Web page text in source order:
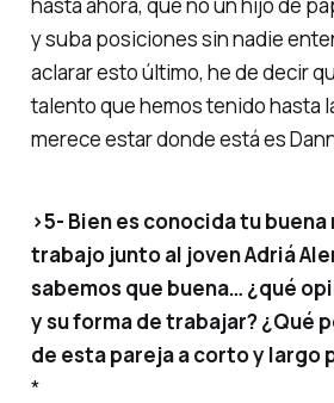
y suba posiciones sin nadie
aclarar esto último, he de decir
talento que hemos tenido hasta
merece estar donde está es
>5- Bien es conocida tu
trabajo junto al joven Adriá
sabemos que buena… ¿qué
y su forma de trabajar? ¿Qué
de esta pareja a corto y largo
*